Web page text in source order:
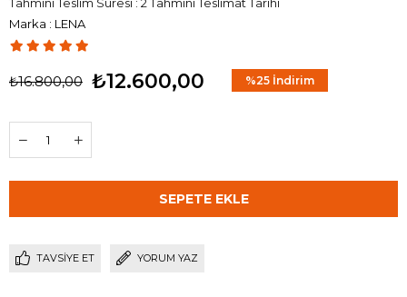
Marka : LENA
₺16.800,00 ₺12.600,00 %25 İndirim
TAVSIYE ET YORUM YAZ